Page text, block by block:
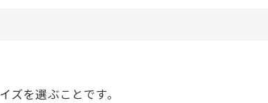
を選ぶことです。